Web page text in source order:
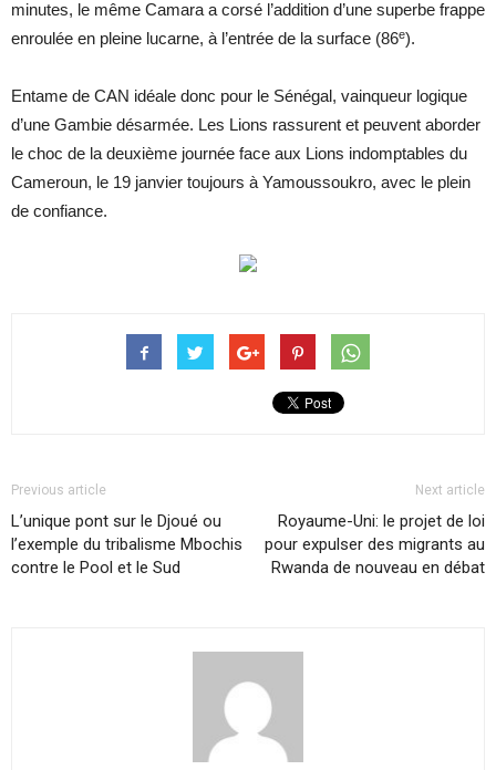
minutes, le même Camara a corsé l’addition d’une superbe frappe
enroulée en pleine lucarne, à l’entrée de la surface (86e).
Entame de CAN idéale donc pour le Sénégal, vainqueur logique
d’une Gambie désarmée. Les Lions rassurent et peuvent aborder
le choc de la deuxième journée face aux Lions indomptables du
Cameroun, le 19 janvier toujours à Yamoussoukro, avec le plein
de confiance.
Previous article
L’unique pont sur le Djoué ou
l’exemple du tribalisme Mbochis
contre le Pool et le Sud
Next article
Royaume-Uni: le projet de loi
pour expulser des migrants au
Rwanda de nouveau en débat